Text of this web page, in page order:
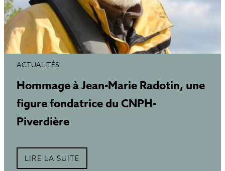
ACTUALITÉS
Hommage à Jean-Marie Radotin, une
figure fondatrice du CNPH-
Piverdière
LIRE LA SUITE